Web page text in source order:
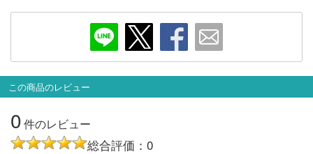
商品レビュー
メルマガ登録 LINEお友達登録
この商品のレビュー
0件のレビュー
総合評価：0